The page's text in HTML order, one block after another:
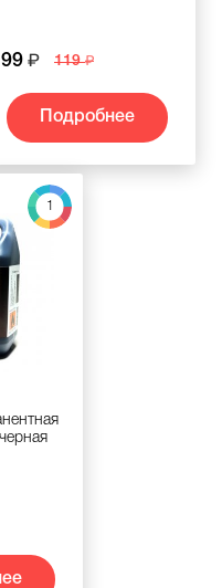
99 119
Подробнее
1